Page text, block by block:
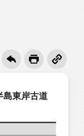
東岸古道